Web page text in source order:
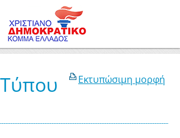
Εκτυπώσιμη μορφή